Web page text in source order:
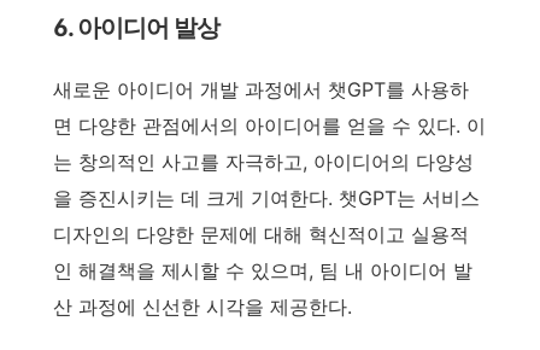
6. 아이디어 발상
새로운 아이디어 개발 과정에서 챗GPT를 사용하
면 다양한 관점에서의 아이디어를 얻을 수 있다. 이
는 창의적인 사고를 자극하고, 아이디어의 다양성
을 증진시키는 데 크게 기여한다. 챗GPT는 서비스
디자인의 다양한 문제에 대해 혁신적이고 실용적
인 해결책을 제시할 수 있으며, 팀 내 아이디어 발
산 과정에 신선한 시각을 제공한다.